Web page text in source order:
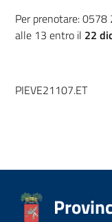
Per prenotare:
alle 13 entro il 22
PIEVE21107.ET